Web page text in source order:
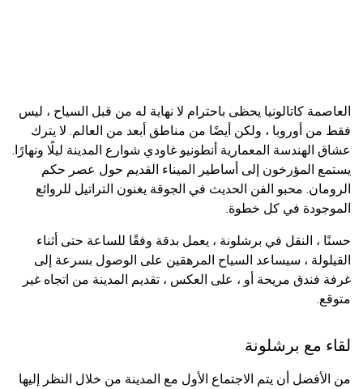
العاصمة كاتالونيا يحظى باحترام لا نهاية له من قبل السياح ، ليس
فقط من أوروبا ، ولكن أيضًا من مناطق أبعد من العالم. لا يترك
عشاق الهندسة المعمارية أنطونيو غاودي شوارع المدينة ليلًا ونهارًا.
يستمع المؤرخون إلى أساطير الميناء القديم حول عصر حكم
الرومان. محبو الفن الحديث في الجوقة يغنون التراتيل للروائع
الموجودة في كل خطوة.
حسنًا ، النقل في برشلونة ، يعمل بدقة وفقًا للساعة حتى أثناء
القيلولة ، سيساعد السياح المرهقين على الوصول بسرعة إلى
غرفة فندق مريحة أو ، على العكس ، تقديم المدينة من اتجاه غير
متوقع.
لقاء مع برشلونة
من الأفضل أن يتم الاجتماع الأول مع المدينة من خلال النظر إليها